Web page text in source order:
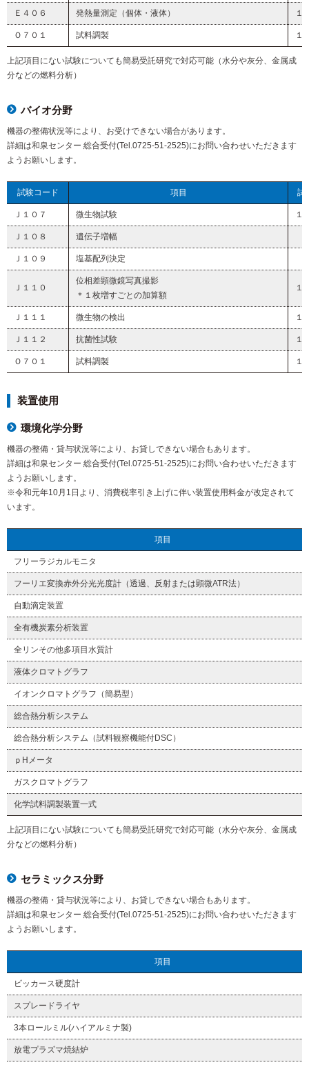
Ｅ４０６ 発熱量測定（個体・液体） １
Ｏ７０１ 試料調製 １
上記項目にない試験についても簡易受託研究で対応可能（水分や灰分、金属成
分などの燃料分析）
バイオ分野
機器の整備状況等により、お受けできない場合があります。
詳細は和泉センター 総合受付(Tel.0725-51-2525)にお問い合わせいただきます
ようお願いします。
試験コード 項目 試
Ｊ１０７ 微生物試験 １
Ｊ１０８ 遺伝子増幅
Ｊ１０９ 塩基配列決定
Ｊ１１０
位相差顕微鏡写真撮影
＊１枚増すごとの加算額
１
Ｊ１１１ 微生物の検出 １
Ｊ１１２ 抗菌性試験 １
Ｏ７０１ 試料調製 １
装置使用
環境化学分野
機器の整備・貸与状況等により、お貸しできない場合もあります。
詳細は和泉センター 総合受付(Tel.0725-51-2525)にお問い合わせいただきます
ようお願いします。
※令和元年10月1日より、消費税率引き上げに伴い装置使用料金が改定されて
います。
項目
フリーラジカルモニタ
フーリエ変換赤外分光光度計（透過、反射または顕微ATR法）
自動滴定装置
全有機炭素分析装置
全リンその他多項目水質計
液体クロマトグラフ
イオンクロマトグラフ（簡易型）
総合熱分析システム
総合熱分析システム（試料観察機能付DSC）
ｐHメータ
ガスクロマトグラフ
化学試料調製装置一式
上記項目にない試験についても簡易受託研究で対応可能（水分や灰分、金属成
分などの燃料分析）
セラミックス分野
機器の整備・貸与状況等により、お貸しできない場合もあります。
詳細は和泉センター 総合受付(Tel.0725-51-2525)にお問い合わせいただきます
ようお願いします。
項目
ビッカース硬度計
スプレードライヤ
3本ロールミル(ハイアルミナ製)
放電プラズマ焼結炉